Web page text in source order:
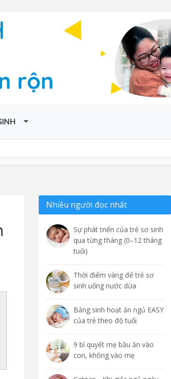
Nhiều người đọc nhất
Sự phát triển của trẻ sơ sinh
qua từng tháng (0–12 tháng
tuổi)
Thời điểm vàng để trẻ sơ
sinh uống nước dừa
Bảng sinh hoạt ăn ngủ EASY
của trẻ theo độ tuổi
9 bí quyết mẹ bầu ăn vào
con, không vào mẹ